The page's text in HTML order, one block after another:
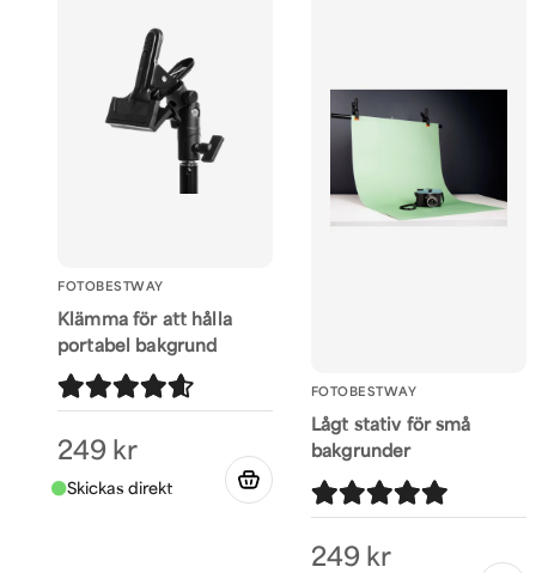
FOTOBESTWAY
Klämma för att hålla
portabel bakgrund
249 kr
FOTOBESTWAY
Lågt stativ för små
bakgrunder
249 kr